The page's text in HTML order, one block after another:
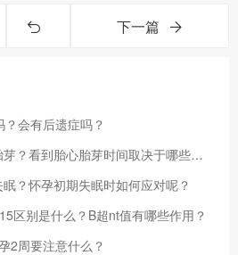
下一篇
会有后遗症吗？
一般几周能看到胎心胎芽？看到胎心胎芽时间取决于哪些因素？
？怀孕初期失眠时如何应对呢？
区别是什么？B超nt值有哪些作用？
2周要注意什么？